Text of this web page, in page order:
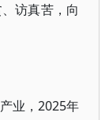
访真苦，向
业，2025年